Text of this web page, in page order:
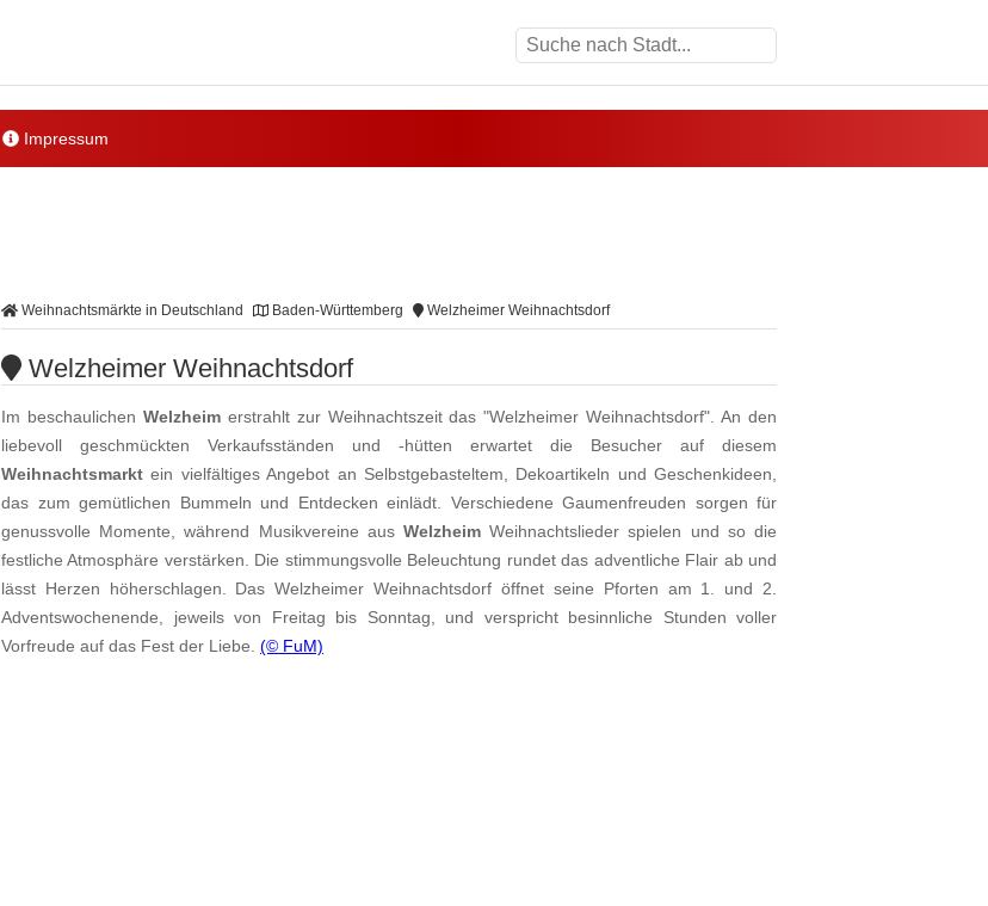
Impressum
Weihnachtsmärkte in Deutschland Baden-Württemberg Welzheimer Weihnachtsdorf
Welzheimer Weihnachtsdorf
Im beschaulichen Welzheimerstrahlt zur Weihnachtszeit das "Welzheimer Weihnachtsdorf". An den
liebevoll geschmückten Verkaufsständen und -hütten erwartet die Besucher auf diesem
Weihnachtsmarkt ein vielfältiges Angebot an Selbstgebasteltem, Dekoartikeln und Geschenkideen,
das zum gemütlichen Bummeln und Entdecken einlädt. Verschiedene Gaumenfreuden sorgen für
genussvolle Momente, während Musikvereine aus Welzheim Weihnachtslieder spielen und so die
festliche Atmosphäre verstärken. Die stimmungsvolle Beleuchtung rundet das adventliche Flair ab und
lässt Herzen höherschlagen. Das Welzheimer Weihnachtsdorf öffnet seine Pforten am 1. und 2.
Adventswochenende, jeweils von Freitag bis Sonntag, und verspricht besinnliche Stunden voller
Vorfreude auf das Fest der Liebe. (© FuM)